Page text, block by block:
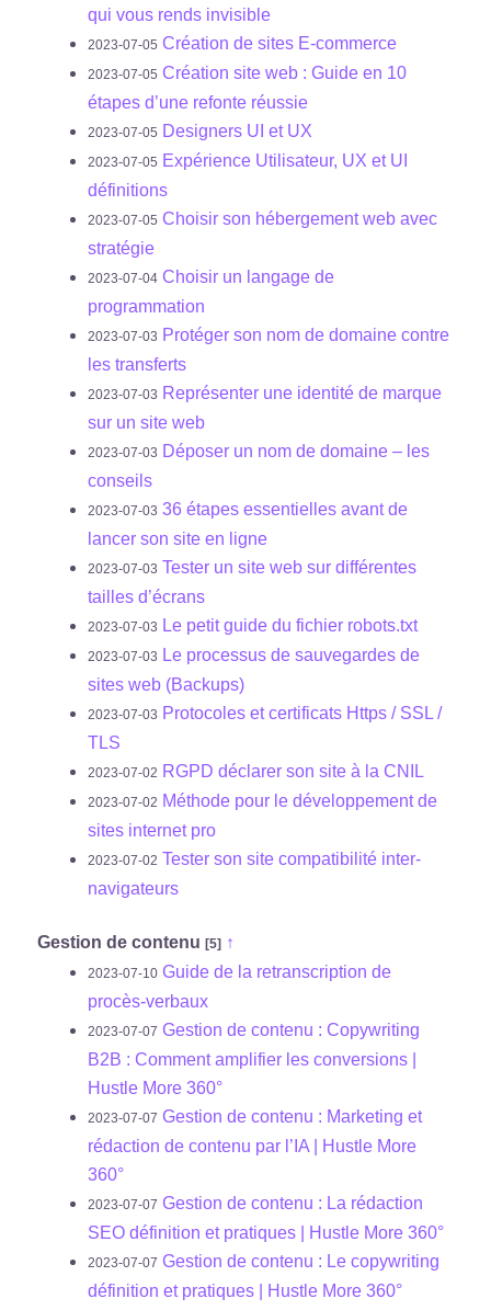
qui vous rends invisible
2023-07-05 Création de sites E-commerce
2023-07-05 Création site web : Guide en 10
étapes d’une refonte réussie
2023-07-05 Designers UI et UX
2023-07-05 Expérience Utilisateur, UX et UI
définitions
2023-07-05 Choisir son hébergement web avec
stratégie
2023-07-04 Choisir un langage de
programmation
2023-07-03 Protéger son nom de domaine contre
les transferts
2023-07-03 Représenter une identité de marque
sur un site web
2023-07-03 Déposer un nom de domaine – les
conseils
2023-07-03 36 étapes essentielles avant de
lancer son site en ligne
2023-07-03 Tester un site web sur différentes
tailles d’écrans
2023-07-03 Le petit guide du fichier robots.txt
2023-07-03 Le processus de sauvegardes de
sites web (Backups)
2023-07-03 Protocoles et certificats Https / SSL /
TLS
2023-07-02 RGPD déclarer son site à la CNIL
2023-07-02 Méthode pour le développement de
sites internet pro
2023-07-02 Tester son site compatibilité inter-
navigateurs
Gestion de contenu [5] ↑
2023-07-10 Guide de la retranscription de
procès-verbaux
2023-07-07 Gestion de contenu : Copywriting
B2B : Comment amplifier les conversions |
Hustle More 360°
2023-07-07 Gestion de contenu : Marketing et
rédaction de contenu par l’IA | Hustle More
360°
2023-07-07 Gestion de contenu : La rédaction
SEO définition et pratiques | Hustle More 360°
2023-07-07 Gestion de contenu : Le copywriting
définition et pratiques | Hustle More 360°